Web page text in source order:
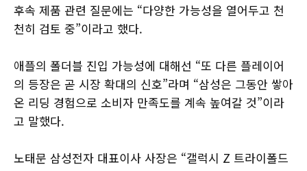
후속 제품 관련 질문에는 “다양한 가능성을 열어두고 천
천히 검토 중”이라고 했다.
애플의 폴더블 진입 가능성에 대해선 “또 다른 플레이어
의 등장은 곧 시장 확대의 신호”라며 “삼성은 그동안 쌓아
온 리딩 경험으로 소비자 만족도를 계속 높여갈 것”이라
고 말했다.
노태문 삼성전자 대표이사 사장은 “갤럭시 Z 트라이폴드